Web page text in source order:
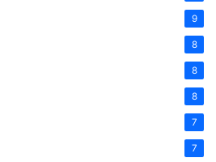
9
8
8
8
7
7